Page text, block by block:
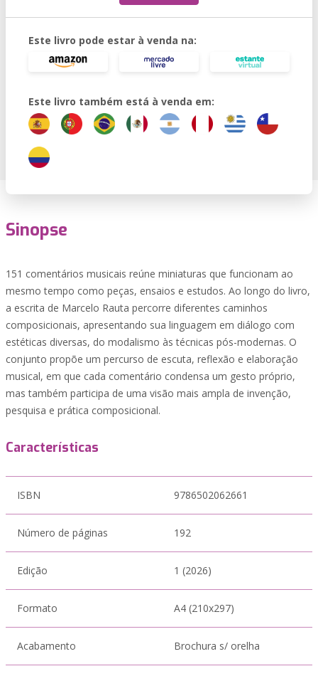
Este livro pode estar à venda na:
Este livro também está à venda em:
Sinopse
151 comentários musicais reúne miniaturas que funcionam ao
mesmo tempo como peças, ensaios e estudos. Ao longo do livro,
a escrita de Marcelo Rauta percorre diferentes caminhos
composicionais, apresentando sua linguagem em diálogo com
estéticas diversas, do modalismo às técnicas pós-modernas. O
conjunto propõe um percurso de escuta, reflexão e elaboração
musical, em que cada comentário condensa um gesto próprio,
mas também participa de uma visão mais ampla de invenção,
pesquisa e prática composicional.
Características
ISBN 9786502062661
Número de páginas 192
Edição 1 (2026)
Formato A4 (210x297)
Acabamento Brochura s/ orelha